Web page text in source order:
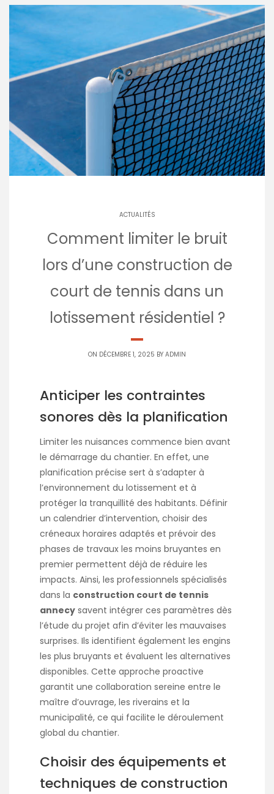
ACTUALITÉS
Comment limiter le bruit
lors d’une construction de
court de tennis dans un
lotissement résidentiel ?
ON DÉCEMBRE 1, 2025 BY ADMIN
Anticiper les contraintes
sonores dès la planification
Limiter les nuisances commence bien avant
le démarrage du chantier. En effet, une
planification précise sert à s’adapter à
l’environnement du lotissement et à
protéger la tranquillité des habitants. Définir
un calendrier d’intervention, choisir des
créneaux horaires adaptés et prévoir des
phases de travaux les moins bruyantes en
premier permettent déjà de réduire les
impacts. Ainsi, les professionnels spécialisés
dans la construction court de tennis
annecy savent intégrer ces paramètres dès
l’étude du projet afin d’éviter les mauvaises
surprises. Ils identifient également les engins
les plus bruyants et évaluent les alternatives
disponibles. Cette approche proactive
garantit une collaboration sereine entre le
maître d’ouvrage, les riverains et la
municipalité, ce qui facilite le déroulement
global du chantier.
Choisir des équipements et
techniques de construction